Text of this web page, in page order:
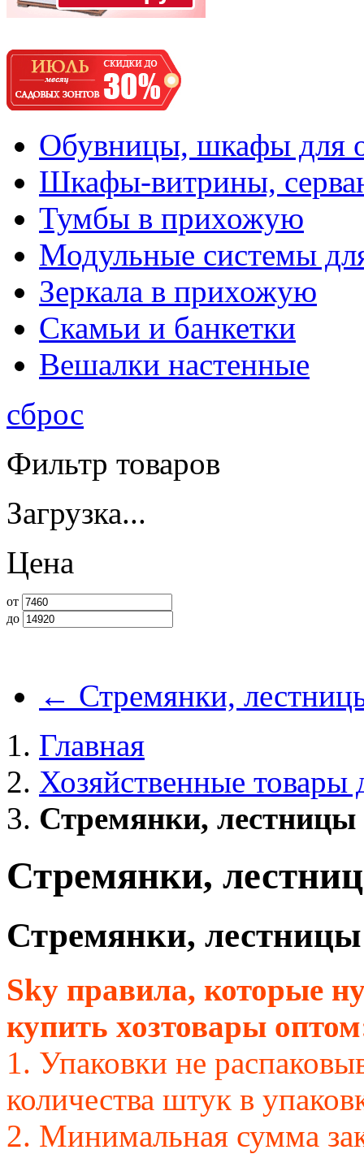
Обувницы, шкафы для
Шкафы-витрины,
Тумбы в прихожую
Модульные системы
Зеркала в прихожую
Скамьи и банкетки
Вешалки настенные
сброс
Фильтр товаров
Загрузка...
Цена
от
до
← Стремянки,
Главная
Хозяйственные товары
Стремянки, лестницы
Стремянки,
Стремянки, лестницы
Sky правила, которые
купить хозтовары
1. Упаковки не
количества штук в
2. Минимальная сумма